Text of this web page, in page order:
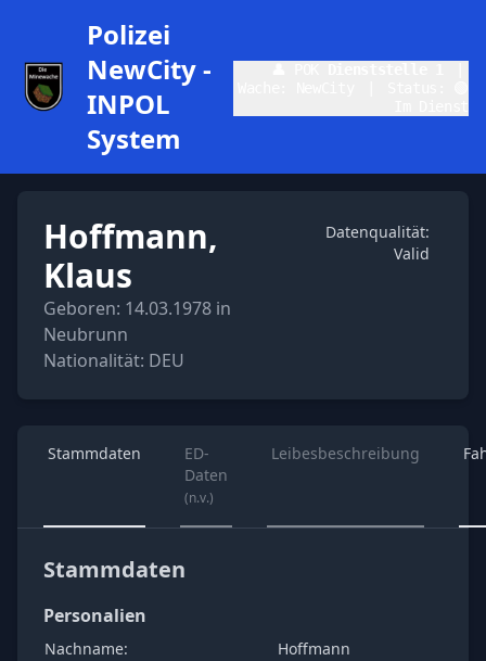
Polizei
NewCity -
INPOL
System
Hoffmann,
Klaus
Geboren: 14.03.1978 in
Neubrunn
Nationalität: DEU
Datenqualität:
Valid
Stammdaten
ED-
Daten
(n.v.)
Leibesbeschreibung
Stammdaten
Personalien
Nachname:
Hoffmann